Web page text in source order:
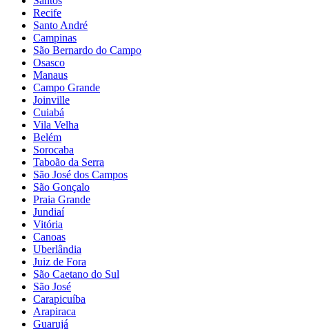
Recife
Santo André
Campinas
São Bernardo do Campo
Osasco
Manaus
Campo Grande
Joinville
Cuiabá
Vila Velha
Belém
Sorocaba
Taboão da Serra
São José dos Campos
São Gonçalo
Praia Grande
Jundiaí
Vitória
Canoas
Uberlândia
Juiz de Fora
São Caetano do Sul
São José
Carapicuíba
Arapiraca
Guarujá